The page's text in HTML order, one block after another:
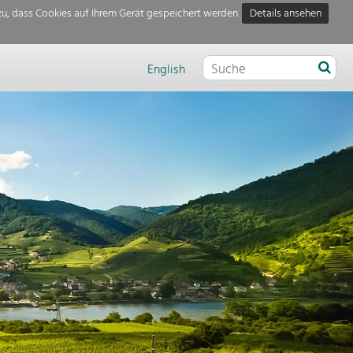
dass Cookies auf Ihrem Gerät gespeichert werden.
Details ansehen
English